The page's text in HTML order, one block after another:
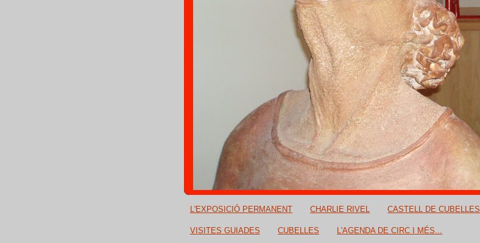
L'EXPOSICIÓ PERMANENT CHARLIE RIVEL CASTELL DE CUBELLES
VISITES GUIADES CUBELLES L'AGENDA DE CIRC I MÉS...